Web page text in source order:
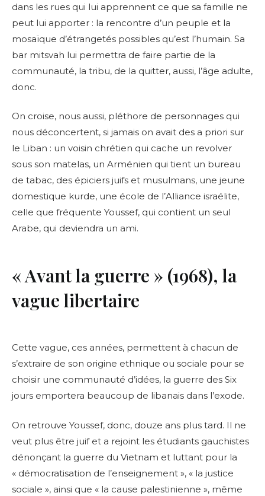
dans les rues qui lui apprennent ce que sa famille ne
peut lui apporter : la rencontre d’un peuple et la
mosaïque d’étrangetés possibles qu’est l’humain. Sa
bar mitsvah lui permettra de faire partie de la
communauté, la tribu, de la quitter, aussi, l’âge adulte,
donc.
On croise, nous aussi, pléthore de personnages qui
nous déconcertent, si jamais on avait des a priori sur
le Liban : un voisin chrétien qui cache un revolver
sous son matelas, un Arménien qui tient un bureau
de tabac, des épiciers juifs et musulmans, une jeune
domestique kurde, une école de l’Alliance israélite,
celle que fréquente Youssef, qui contient un seul
Arabe, qui deviendra un ami.
« Avant la guerre » (1968), la
vague libertaire
Cette vague, ces années, permettent à chacun de
s’extraire de son origine ethnique ou sociale pour se
choisir une communauté d’idées, la guerre des Six
jours emportera beaucoup de libanais dans l’exode.
On retrouve Youssef, donc, douze ans plus tard. Il ne
veut plus être juif et a rejoint les étudiants gauchistes
dénonçant la guerre du Vietnam et luttant pour la
« démocratisation de l’enseignement », « la justice
sociale », ainsi que « la cause palestinienne », même